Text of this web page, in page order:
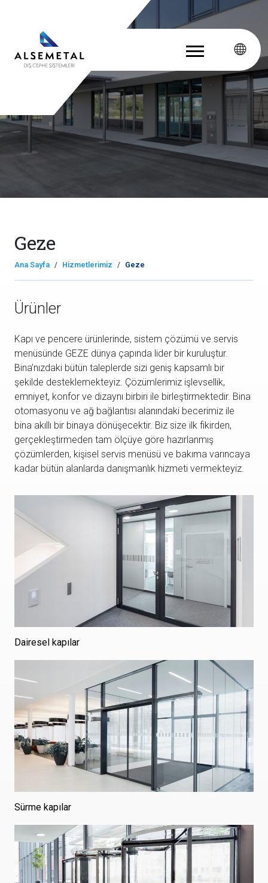
Geze
Ana Sayfa Hizmetlerimiz Geze
Ürünler
Kapı ve pencere ürünlerinde, sistem çözümü ve servis
menüsünde GEZE dünya çapında lider bir kuruluştur.
Bina’nızdaki bütün taleplerde sizi geniş kapsamlı bir
şekilde desteklemekteyiz. Çözümlerimiz işlevsellik,
emniyet, konfor ve dizaynı birbiri ile birleştirmektedir. Bina
otomasyonu ve ağ bağlantısı alanındaki becerimiz ile
bina akıllı bir binaya dönüşecektir. Biz size ilk fikirden,
gerçekleştirmeden tam ölçüye göre hazırlanmış
çözümlerden, kişisel servis menüsü ve bakıma varıncaya
kadar bütün alanlarda danışmanlık hizmeti vermekteyiz.
Dairesel kapılar
Sürme kapılar